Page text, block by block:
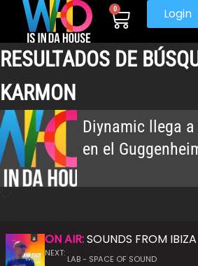
0 Login
RESULTADOS DE
KARMON
Diynamic llega
en el
ON AIR:SOUNDS FROM IBIZA
NEXT:
LAB - SPACE OF SOUND